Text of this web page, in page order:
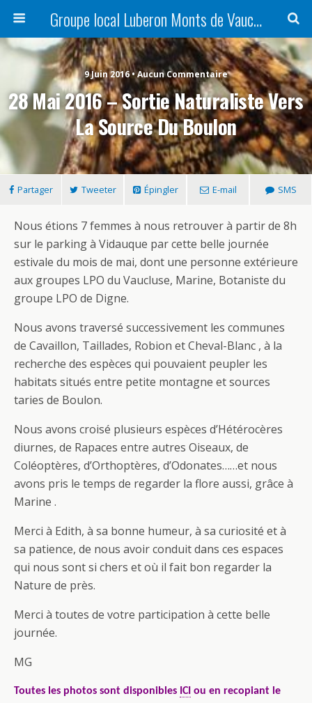
Groupe local Luberon Monts de Vaucluse
9 Juin 2016 • Aucun Commentaire
28 Mai 2016 – Sortie Naturaliste Vers
La Source Du Boulon
Partager Tweeter Épingler E-mail SMS
Nous étions 7 femmes à nous retrouver à partir de 8h
sur le parking à Vidauque par cette belle journée
estivale du mois de mai, dont une personne extérieure
aux groupes LPO du Vaucluse, Marine, Botaniste du
groupe LPO de Digne.
Nous avons traversé successivement les communes
de Cavaillon, Taillades, Robion et Cheval-Blanc , à la
recherche des espèces qui pouvaient peupler les
habitats situés entre petite montagne et sources
taries de Boulon.
Nous avons croisé plusieurs espèces d’Hétérocères
diurnes, de Rapaces entre autres Oiseaux, de
Coléoptères, d’Orthoptères, d’Odonates……et nous
avons pris le temps de regarder la flore aussi, grâce à
Marine .
Merci à Edith, à sa bonne humeur, à sa curiosité et à
sa patience, de nous avoir conduit dans ces espaces
qui nous sont si chers et où il fait bon regarder la
Nature de près.
Merci à toutes de votre participation à cette belle
journée.
MG
Toutes les photos sont disponibles ICI ou en recopiant le